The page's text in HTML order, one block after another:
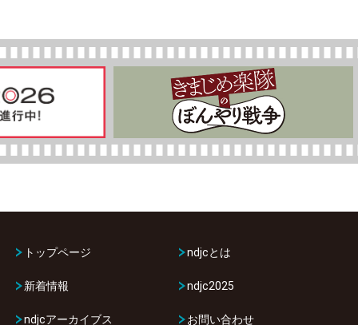
トップページ ndjcとは
新着情報 ndjc2025
ndjcアーカイブス お問い合わせ